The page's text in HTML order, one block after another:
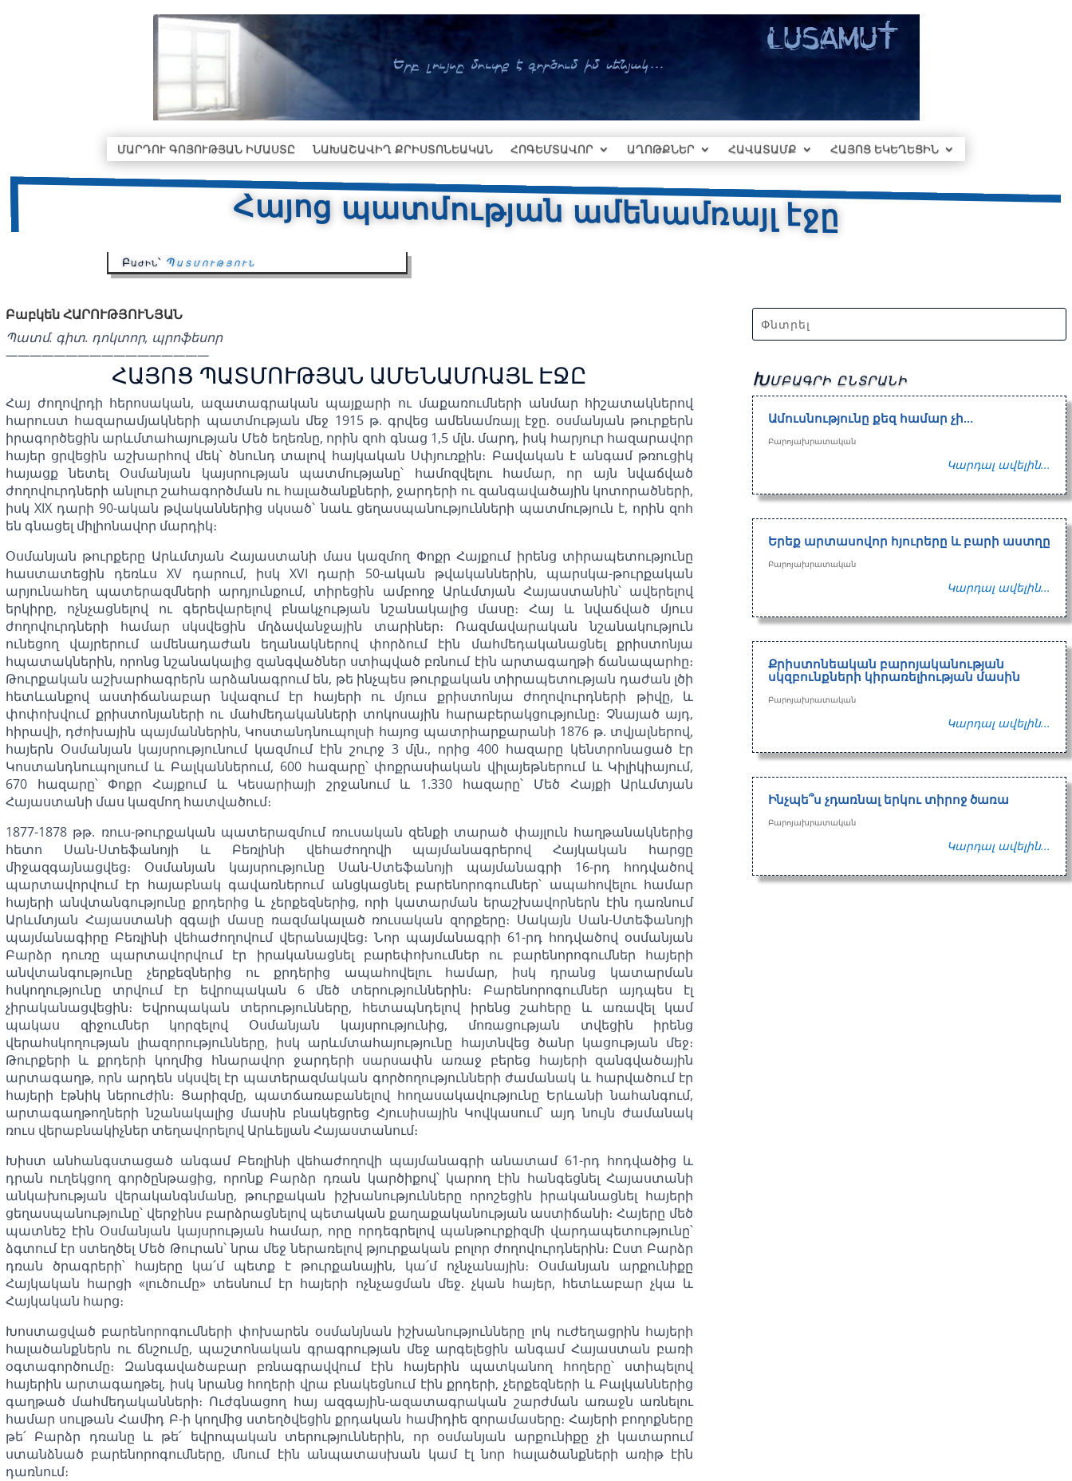
ՄԱՐԴՈՒ ԳՈՅՈՒԹՅԱՆ ԻՄԱՍՏԸ ՆԱԽԱՇԱՎԻՂ ՔՐԻՍՏՈՆԵԱԿԱՆ ՀՈԳԵՄՏԱՎՈՐ ԱՂՈԹՔՆԵՐ ՀԱՎԱՏԱՄՔ ՀԱՅՈՑ ԵԿԵՂԵՑԻՆ
Հայոց պատմության ամենամռայլ էջը
Բաժին՝ Պատմություն
Բաբկեն ՀԱՐՈՒԹՅՈՒՆՅԱՆ
Պատմ. գիտ. դոկտոր, պրոֆեսոր
—————————————————
ՀԱՅՈՑ ՊԱՏՄՈՒԹՅԱՆ ԱՄԵՆԱՄՌԱՅԼ ԷՋԸ
Հայ ժողովրդի հերոսական, ազատագրական պայքարի ու մաքառումների անմար հիշատակներով
հարուստ հազարամյակների պատմության մեջ 1915 թ. գրվեց ամենամռայլ էջը. օսմանյան թուրքերն
իրագործեցին արևմտահայության Մեծ եղեռնը, որին զոհ գնաց 1,5 մլն. մարդ, իսկ հարյուր հազարավոր
հայեր ցրվեցին աշխարհով մեկ՝ ծնունդ տալով հայկական Սփյուռքին։ Բավական է անգամ թռուցիկ
հայացք նետել Օսմանյան կայսրության պատմությանը՝ համոզվելու համար, որ այն նվաճված
ժողովուրդների անլուր շահագործման ու հալածանքների, ջարդերի ու զանգավածային կոտորածների,
իսկ XIX դարի 90-ական թվականներից սկսած՝ նաև ցեղասպանությունների պատմություն է, որին զոհ
են գնացել միլիոնավոր մարդիկ։
Օսմանյան թուրքերը Արևմտյան Հայաստանի մաս կազմող Փոքր Հայքում իրենց տիրապետությունը
հաստատեցին դեռևս XV դարում, իսկ XVI դարի 50-ական թվականներին, պարսկա-թուրքական
արյունահեղ պատերազմների արդյունքում, տիրեցին ամբողջ Արևմտյան Հայաստանին՝ ավերելով
երկիրը, ոչնչացնելով ու գերեվարելով բնակչության նշանակալից մասը։ Հայ և նվաճված մյուս
ժողովուրդների համար սկսվեցին մղձավանջային տարիներ։ Ռազմավարական նշանակություն
ունեցող վայրերում ամենադաժան եղանակներով փորձում էին մահմեդականացնել քրիստոնյա
հպատակներին, որոնց նշանակալից զանգվածներ ստիպված բռնում էին արտագաղթի ճանապարհը։
Թուրքական աշխարհագրերն արձանագրում են, թե ինչպես թուրքական տիրապետության դաժան լծի
հետևանքով աստիճանաբար նվազում էր հայերի ու մյուս քրիստոնյա ժողովուրդների թիվը, և
փոփոխվում քրիստոնյաների ու մահմեդականների տոկոսային հարաբերակցությունը։ Չնայած այդ,
հիրավի, դժոխային պայմաններին, Կոստանդնուպոլսի հայոց պատրիարքարանի 1876 թ. տվյալներով,
հայերն Օսմանյան կայսրությունում կազմում էին շուրջ 3 մլն., որից 400 հազարը կենտրոնացած էր
Կոստանդնուպոլսում և Բալկաններում, 600 հազարը՝ փոքրասիական վիլայեթներում և Կիլիկիայում,
670 հազարը՝ Փոքր Հայքում և Կեսարիայի շրջանում և 1.330 հազարը՝ Մեծ Հայքի Արևմտյան
Հայաստանի մաս կազմող հատվածում։
1877-1878 թթ. ռուս-թուրքական պատերազմում ռուսական զենքի տարած փայլուն հաղթանակներից
հետո Սան-Ստեֆանոյի և Բեռլինի վեհաժողովի պայմանագրերով Հայկական հարցը
միջազգայնացվեց։ Օսմանյան կայսրությունը Սան-Ստեֆանոյի պայմանագրի 16-րդ հոդվածով
պարտավորվում էր հայաբնակ գավառներում անցկացնել բարենորոգումներ՝ ապահովելու համար
հայերի անվտանգությունը քրդերից և չերքեզներից, որի կատարման երաշխավորներն էին դառնում
Արևմտյան Հայաստանի զգալի մասը ռազմակալած ռուսական զորքերը։ Սակայն Սան-Ստեֆանոյի
պայմանագիրը Բեռլինի վեհաժողովում վերանայվեց։ Նոր պայմանագրի 61-րդ հոդվածով օսմանյան
Բարձր դուռը պարտավորվում էր իրականացնել բարեփոխումներ ու բարենորոգումներ հայերի
անվտանգությունը չերքեզներից ու քրդերից ապահովելու համար, իսկ դրանց կատարման
հսկողությունը տրվում էր եվրոպական 6 մեծ տերություններին։ Բարենորոգումներ այդպես էլ
չիրականացվեցին։ Եվրոպական տերությունները, հետապնդելով իրենց շահերը և առավել կամ
պակաս զիջումներ կորզելով Օսմանյան կայսրությունից, մոռացության տվեցին իրենց
վերահսկողության լիազորությունները, իսկ արևմտահայությունը հայտնվեց ծանր կացության մեջ։
Թուրքերի և քրդերի կողմից հնարավոր ջարդերի սարսափն առաջ բերեց հայերի զանգվածային
արտագաղթ, որն արդեն սկսվել էր պատերազմական գործողությունների ժամանակ և հարվածում էր
հայերի էթնիկ ներուժին։ Ցարիզմը, պատճառաբանելով հողասակավությունը Երևանի նահանգում,
արտագաղթողների նշանակալից մասին բնակեցրեց Հյուսիսային Կովկասում՝ այդ նույն ժամանակ
ռուս վերաբնակիչներ տեղավորելով Արևելյան Հայաստանում։
Խիստ անհանգստացած անգամ Բեռլինի վեհաժողովի պայմանագրի անատամ 61-րդ հոդվածից և
դրան ուղեկցող գործընթացից, որոնք Բարձր դռան կարծիքով՝ կարող էին հանգեցնել Հայաստանի
անկախության վերականգնմանը, թուրքական իշխանությունները որոշեցին իրականացնել հայերի
ցեղասպանությունը՝ վերջինս բարձրացնելով պետական քաղաքականության աստիճանի։ Հայերը մեծ
պատնեշ էին Օսմանյան կայսրության համար, որը որդեգրելով պանթուրքիզմի վարդապետությունը՝
ձգտում էր ստեղծել Մեծ Թուրան՝ նրա մեջ ներառելով թյուրքական բոլոր ժողովուրդներին։ Ըստ Բարձր
դռան ծրագրերի՝ հայերը կա՛մ պետք է թուրքանային, կա՛մ ոչնչանային։ Օսմանյան արքունիքը
Հայկական հարցի «լուծումը» տեսնում էր հայերի ոչնչացման մեջ. չկան հայեր, հետևաբար չկա և
Հայկական հարց։
Խոստացված բարենորոգումների փոխարեն օսմանյնան իշխանությունները լոկ ուժեղացրին հայերի
հալածանքներն ու ճնշումը, պաշտոնական գրագրության մեջ արգելեցին անգամ Հայաստան բառի
օգտագործումը։ Զանգավածաբար բռնագրավվում էին հայերին պատկանող հողերը՝ ստիպելով
հայերին արտագաղթել, իսկ նրանց հողերի վրա բնակեցնում էին քրդերի, չերքեզների և Բալկաններից
գաղթած մահմեդականների։ Ուժգնացող հայ ազգային-ազատագրական շարժման առաջն առնելու
համար սուլթան Համիդ Բ-ի կողմից ստեղծվեցին քրդական համիդիե զորամասերը։ Հայերի բողոքները
թե՛ Բարձր դռանը և թե՛ եվրոպական տերություններին, որ օսմանյան արքունիքը չի կատարում
ստանձնած բարենորոգումները, մնում էին անպատասխան կամ էլ նոր հալածանքների առիթ էին
դառնում։
Խմբագրի ընտրանի
Ամուսնությունը քեզ համար չի…
Բարոյախրատական
Կարդալ ավելին...
Երեք արտասովոր հյուրերը և բարի աստղը
Բարոյախրատական
Կարդալ ավելին...
Քրիստոնեական բարոյականության
սկզբունքների կիրառելիության մասին
Բարոյախրատական
Կարդալ ավելին...
Ինչպե՞ս չդառնալ երկու տիրոջ ծառա
Բարոյախրատական
Կարդալ ավելին...